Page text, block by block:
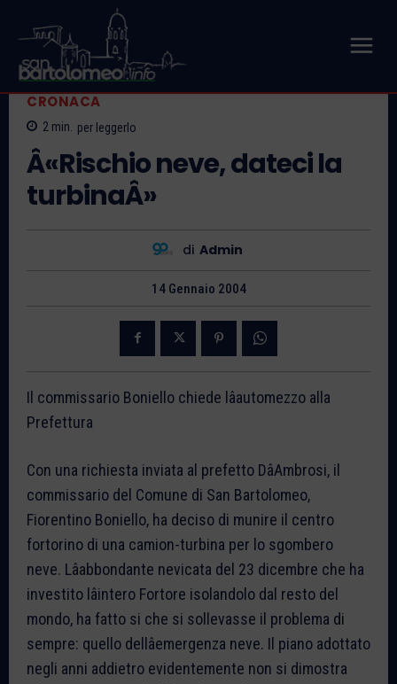
CRONACA
2 min. per leggerlo
Â«Rischio neve, dateci la
turbinaÂ»
di Admin
14 Gennaio 2004
Il commissario Boniello chiede lâautomezzo alla
Prefettura
Con una richiesta inviata al prefetto DâAmbrosi, il
commissario del Comune di San Bartolomeo,
Fiorentino Boniello, ha deciso di munire il centro
fortorino di una camion-turbina per lo sgombero
neve. Lâabbondante nevicata del 23 dicembre che ha
investito lâintero Fortore isolandolo dal resto del
mondo, ha fatto si che si sollevasse il problema di
sempre: quello dellâemergenza neve. Il piano adottato
negli anni addietro evidentemente non si dimostra